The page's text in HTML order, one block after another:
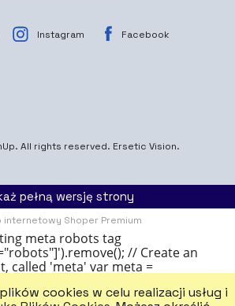
cookies w celu realizacji usług i
Instagram Facebook
. All rights reserved. Ersetic Vision.
pełną wersję strony
internetowy Shoper Premium
meta robots tag
// Create an
called 'meta' var meta =
value 'robots' meta.name = 'robots';